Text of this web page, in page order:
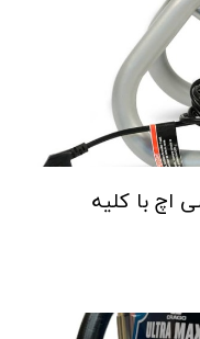
اچ با کلیه